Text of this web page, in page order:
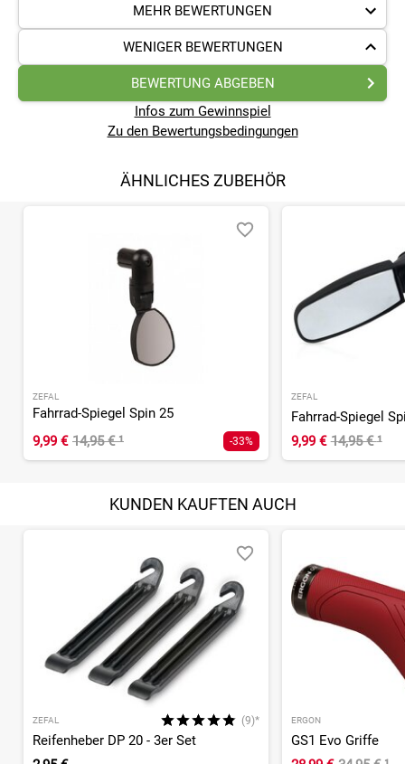
MEHR BEWERTUNGEN
WENIGER BEWERTUNGEN
BEWERTUNG ABGEBEN
Infos zum Gewinnspiel
Zu den Bewertungsbedingungen
ÄHNLICHES ZUBEHÖR
ZEFAL
Fahrrad-Spiegel Spin 25
9,99 € 14,95 €¹ -33%
ZEFAL
Fahrrad-Spiegel
9,99 € 14,95 €¹
KUNDEN KAUFTEN AUCH
ZEFAL (9)*
Reifenheber DP 20 - 3er Set
ERGON
GS1 Evo Griffe